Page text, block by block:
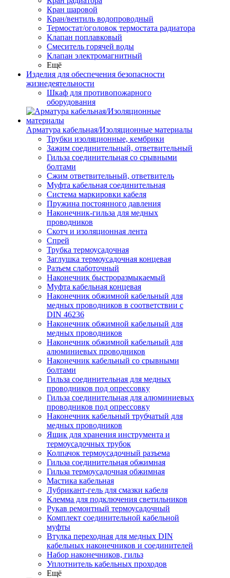
Кран шаровой
Кран/вентиль водопроводный
Термостат/оголовок термостата радиатора
Клапан поплавковый
Смеситель горячей воды
Клапан электромагнитный
Ещё
Изделия для обеспечения безопасности
жизнедеятельности
Шкаф для противопожарного
оборудования
Арматура кабельная/Изоляционные материалы
Трубки изоляционные, кембрики
Зажим соединительный, ответвительный
Гильза соединительная со срывными
болтами
Сжим ответвительный, ответвитель
Муфта кабельная соединительная
Система маркировки кабеля
Пружина постоянного давления
Наконечник-гильза для медных
проводников
Скотч и изоляционная лента
Спрей
Трубка термоусадочная
Заглушка термоусадочная концевая
Разъем слаботочный
Наконечник быстроразмыкаемый
Муфта кабельная концевая
Наконечник обжимной кабельный для
медных проводников в соответствии с
DIN 46236
Наконечник обжимной кабельный для
медных проводников
Наконечник обжимной кабельный для
алюминиевых проводников
Наконечник кабельный со срывными
болтами
Гильза соединительная для медных
проводников под опрессовку
Гильза соединительная для алюминиевых
проводников под опрессовку
Наконечник кабельный трубчатый для
медных проводников
Ящик для хранения инструмента и
термоусадочных трубок
Колпачок термоусадочный разъема
Гильза соединительная обжимная
Гильза термоусадочная обжимная
Мастика кабельная
Лубрикант-гель для смазки кабеля
Клемма для подключения светильников
Рукав ремонтный термоусадочный
Комплект соединительной кабельной
муфты
Втулка переходная для медных DIN
кабельных наконечников и соединителей
Набор наконечников, гильз
Уплотнитель кабельных проходов
Ещё